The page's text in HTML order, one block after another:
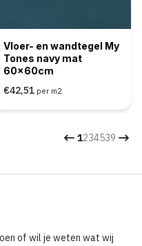
Vloer- en wandtegel My
Tones navy mat
60x60cm
€42,51 per m2
1234539
of wil je weten wat wij